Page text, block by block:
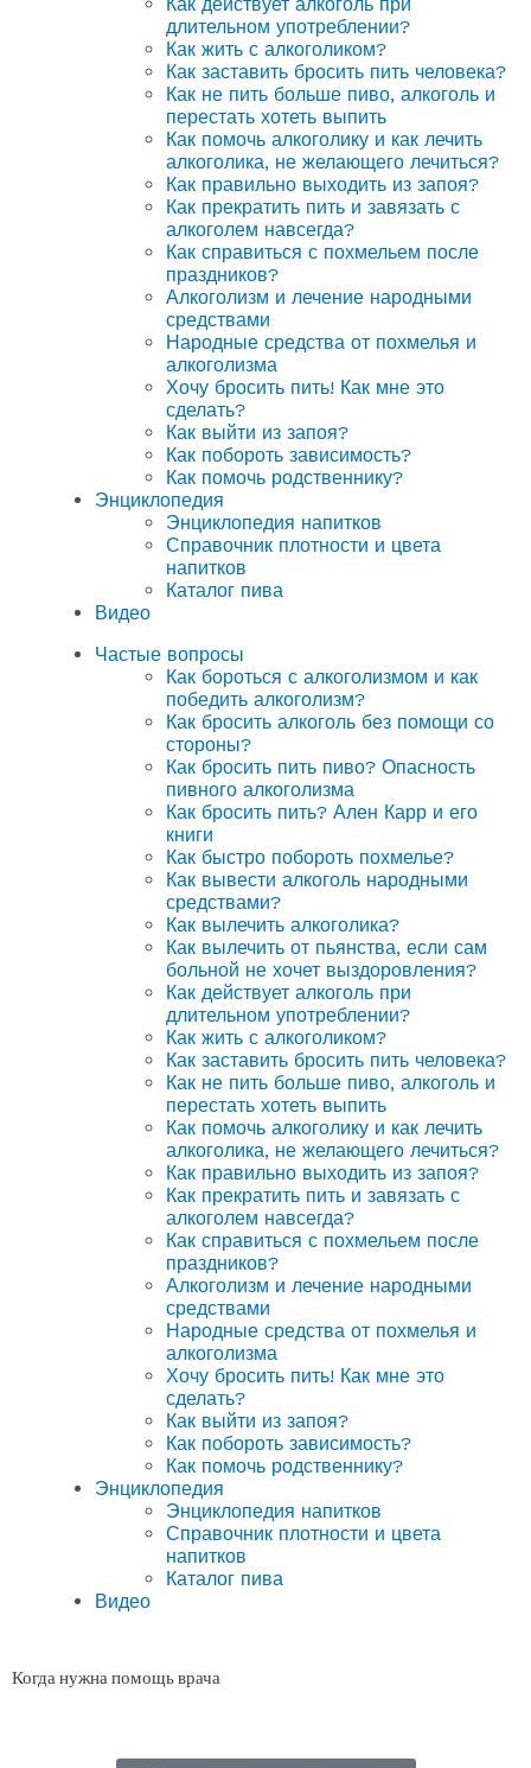
длительном употреблении?
Как жить с алкоголиком?
Как заставить бросить пить человека?
Как не пить больше пиво, алкоголь и
перестать хотеть выпить
Как помочь алкоголику и как лечить
алкоголика, не желающего лечиться?
Как правильно выходить из запоя?
Как прекратить пить и завязать с
алкоголем навсегда?
Как справиться с похмельем после
праздников?
Алкоголизм и лечение народными
средствами
Народные средства от похмелья и
алкоголизма
Хочу бросить пить! Как мне это
сделать?
Как выйти из запоя?
Как побороть зависимость?
Как помочь родственнику?
Энциклопедия
Энциклопедия напитков
Справочник плотности и цвета
напитков
Каталог пива
Видео
Частые вопросы
Как бороться с алкоголизмом и как
победить алкоголизм?
Как бросить алкоголь без помощи со
стороны?
Как бросить пить пиво? Опасность
пивного алкоголизма
Как бросить пить? Ален Карр и его
книги
Как быстро побороть похмелье?
Как вывести алкоголь народными
средствами?
Как вылечить алкоголика?
Как вылечить от пьянства, если сам
больной не хочет выздоровления?
Как действует алкоголь при
длительном употреблении?
Как жить с алкоголиком?
Как заставить бросить пить человека?
Как не пить больше пиво, алкоголь и
перестать хотеть выпить
Как помочь алкоголику и как лечить
алкоголика, не желающего лечиться?
Как правильно выходить из запоя?
Как прекратить пить и завязать с
алкоголем навсегда?
Как справиться с похмельем после
праздников?
Алкоголизм и лечение народными
средствами
Народные средства от похмелья и
алкоголизма
Хочу бросить пить! Как мне это
сделать?
Как выйти из запоя?
Как побороть зависимость?
Как помочь родственнику?
Энциклопедия
Энциклопедия напитков
Справочник плотности и цвета
напитков
Каталог пива
Видео
Когда нужна помощь врача